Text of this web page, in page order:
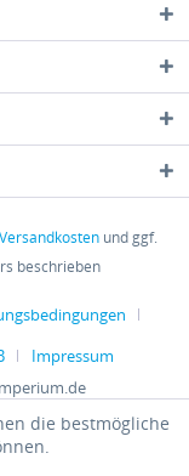
Versandkosten und ggf.
beschrieben
Impressum
die bestmögliche